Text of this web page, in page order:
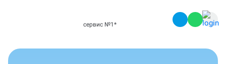
сервис №1 *